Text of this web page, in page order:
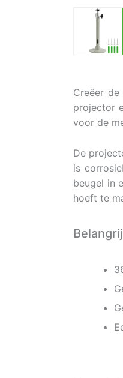
Creëer
projector
voor de
De
is
beugel in
hoeft te